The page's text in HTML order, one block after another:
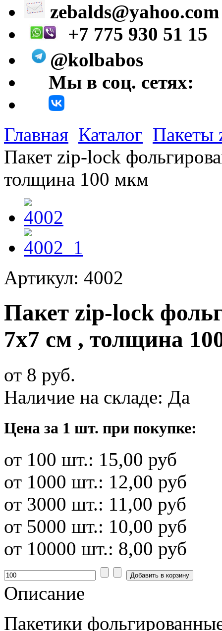
zebalds@yahoo.com
+7 775 930 51 15
@kolbabos
Мы в соц. сетях:
Главная Каталог Пакеты
Пакет zip-lock
толщина 100 мкм
Артикул: 4002
Пакет zip-lock
7х7 см , толщина
от 8 руб.
Наличие на складе: Да
Цена за 1 шт. при покупке:
от 100 шт.: 15,00 руб
от 1000 шт.: 12,00 руб
от 3000 шт.: 11,00 руб
от 5000 шт.: 10,00 руб
от 10000 шт.: 8,00 руб
Описание
Пакетики